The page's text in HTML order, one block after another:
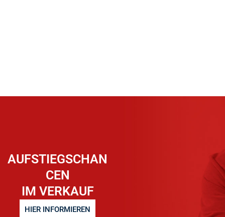
AUFSTIEGSCHAN
CEN
IM VERKAUF
HIER INFORMIEREN